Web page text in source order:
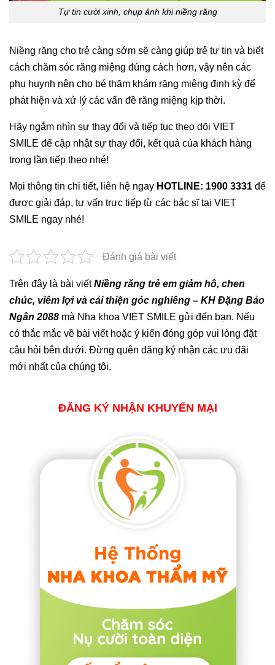
Tự tin cười xinh, chụp ảnh khi niềng răng
Niềng răng cho trẻ càng sớm sẽ càng giúp trẻ tự tin và biết
cách chăm sóc răng miệng đúng cách hơn, vậy nên các
phụ huynh nên cho bé thăm khám răng miệng định kỳ để
phát hiện và xử lý các vấn đề răng miệng kịp thời.
Hãy ngắm nhìn sự thay đổi và tiếp tục theo dõi VIET
SMILE để cập nhật sự thay đổi, kết quả của khách hàng
trong lần tiếp theo nhé!
Mọi thông tin chi tiết, liên hệ ngay HOTLINE: 1900 3331 để
được giải đáp, tư vấn trực tiếp từ các bác sĩ tại VIET
SMILE ngay nhé!
Đánh giá bài viết
Trên đây là bài viếtNiềng răng trẻ em giảm hô, chen
chúc, viêm lợi và cải thiện góc nghiêng – KH Đặng Bảo
Ngân 2088 mà Nha khoa VIET SMILE gửi đến bạn. Nếu
có thắc mắc về bài viết hoặc ý kiến đóng góp vui lòng đặt
câu hỏi bên dưới. Đừng quên đăng ký nhận các ưu đãi
mới nhất của chúng tôi.
ĐĂNG KÝ NHẬN KHUYẾN MẠI